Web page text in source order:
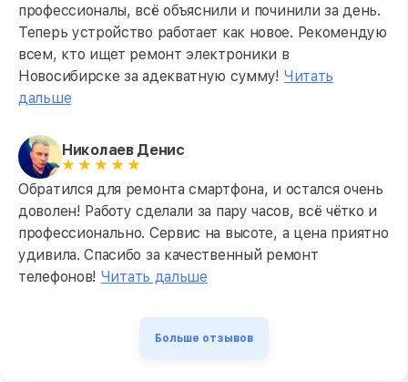
профессионалы, всё объяснили и починили за день.
Теперь устройство работает как новое. Рекомендую
всем, кто ищет ремонт электроники в
Новосибирске за адекватную сумму! Читать
дальше
Николаев Денис
Обратился для ремонта смартфона, и остался очень
доволен! Работу сделали за пару часов, всё чётко и
профессионально. Сервис на высоте, а цена приятно
удивила. Спасибо за качественный ремонт
телефонов! Читать дальше
Больше отзывов